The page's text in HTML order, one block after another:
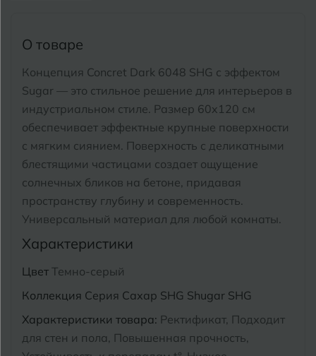
О товаре
Концепция Concret Dark 6048 SHG с эффектом
Sugar — это стильное решение для интерьеров в
индустриальном стиле. Размер 60x120 см
обеспечивает эффектные крупные поверхности
с мягким сиянием. Поверхность с деликатными
блестящими частицами создает ощущение
солнечных бликов на бетоне, придавая
пространству глубину и современность.
Универсальный материал для любой комнаты.
Характеристики
Цвет Темно-серый
Коллекция Серия Сахар SHG Shugar SHG
Характеристики товара: Ректификат, Подходит
для стен и пола, Повышенная прочность,
Иваново
Ижевск
Казань
Кемерово
Кострома
Краснодар
Курган
Курганинск
Томск
Тула
У Улан-Удэ
Ульяновск
Х Химки
Ч Чебоксары